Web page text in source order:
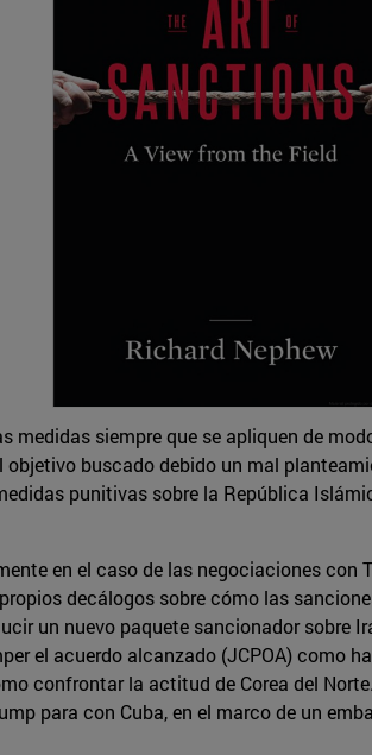
medidas siempre que se apliquen de
buscado debido un mal
punitivas sobre la República
en el caso de las negociaciones con
decálogos sobre cómo las
un nuevo paquete sancionador sobre
el acuerdo alcanzado (JCPOA) como
confrontar la actitud de Corea del
para con Cuba, en el marco de un